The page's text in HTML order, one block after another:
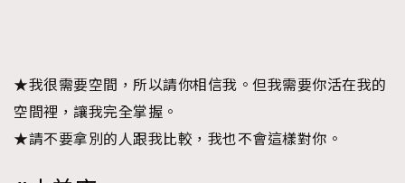
★我很需要空間，所以請你相信我。但我需要你活在我的
空間裡，讓我完全掌握。
★請不要拿別的人跟我比較，我也不會這樣對你。